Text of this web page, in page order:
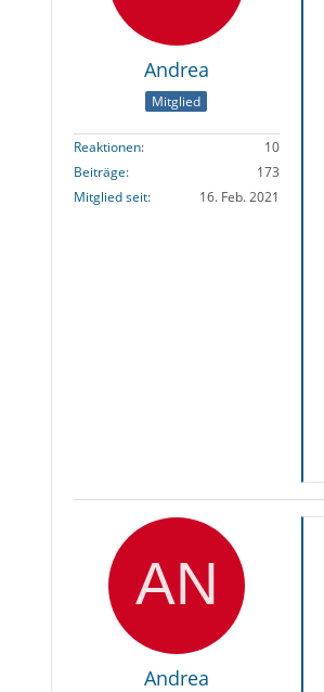
Andrea
Mitglied
Reaktionen
10
Beiträge
173
Mitglied seit
16. Feb. 2021
Andrea